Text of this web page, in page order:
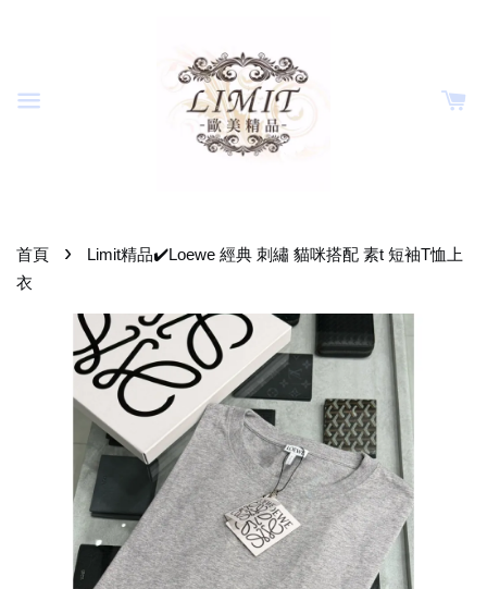
首頁 ›
Limit精品✔️Loewe 經典 刺繡 貓咪搭配 素t 短袖T恤上
衣